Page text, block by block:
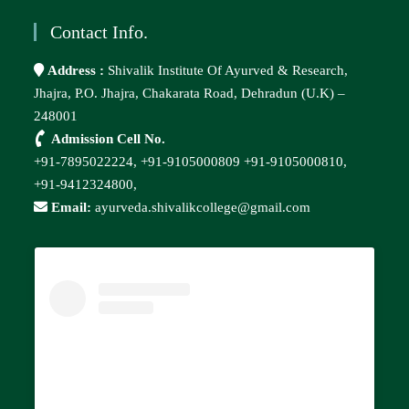
Contact Info.
Address : Shivalik Institute Of Ayurved & Research,
Jhajra, P.O. Jhajra, Chakarata Road, Dehradun (U.K) –
248001
Admission Cell No.
+91-7895022224,+91-9105000809 +91-9105000810,
+91-9412324800,
Email: ayurveda.shivalikcollege@gmail.com